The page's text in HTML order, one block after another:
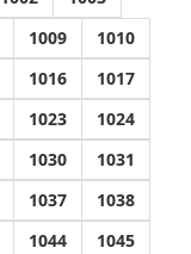
1009
1010
1016
1017
1023
1024
1030
1031
1037
1038
1044
1045